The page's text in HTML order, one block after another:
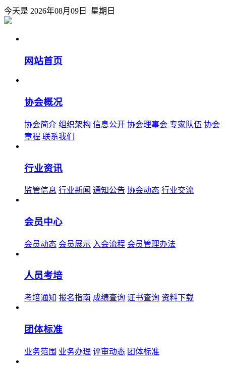
今天是 2026年08月09日 星期日
网站首页
协会概况
协会简介 组织架构 信息公开 协会理事会 专家队伍 协会
章程 联系我们
行业资讯
监管信息 行业新闻 通知公告 协会动态 行业交流
会员中心
会员动态 会员展示 入会流程 会员管理办法
人员考培
考培通知 报名指南 成绩查询 证书查询 资料下载
团体标准
业务范围 业务办理 评审动态 团体标准